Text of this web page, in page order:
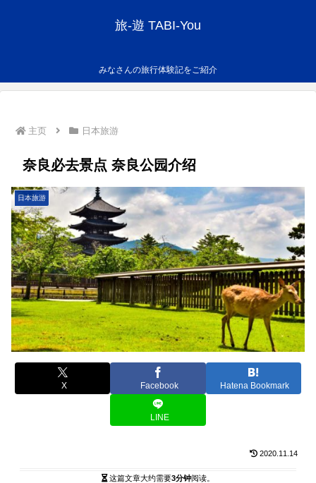
旅-遊 TABI-You
みなさんの旅行体験記をご紹介
主页 日本旅游
奈良必去景点 奈良公园介绍
日本旅游
X Facebook Hatena Bookmark
LINE
2020.11.14
这篇文章大约需要3分钟阅读。